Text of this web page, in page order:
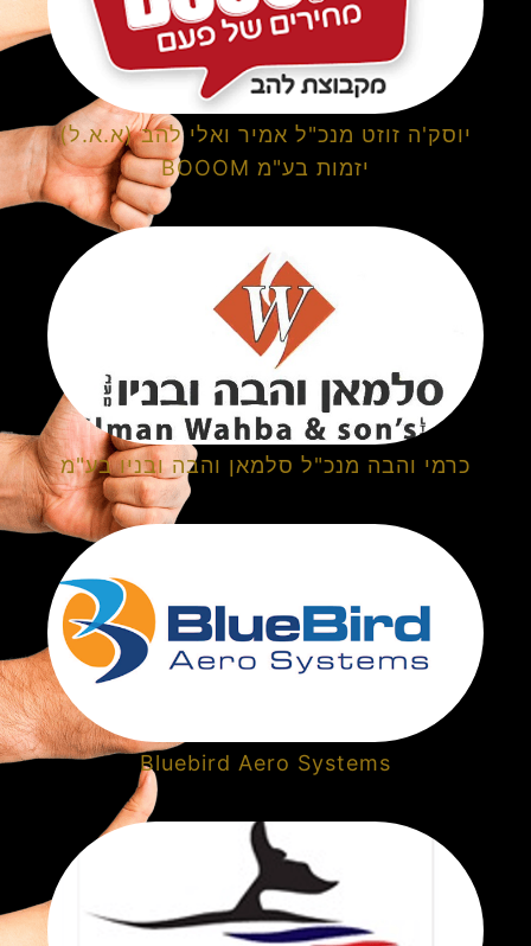
יוסק'ה זוזט מנכ"ל אמיר ואלי להב (א.א.ל)
יזמות בע"מ BOOOM
כרמי והבה מנכ"ל סלמאן והבה ובניו בע"מ
Bluebird Aero Systems